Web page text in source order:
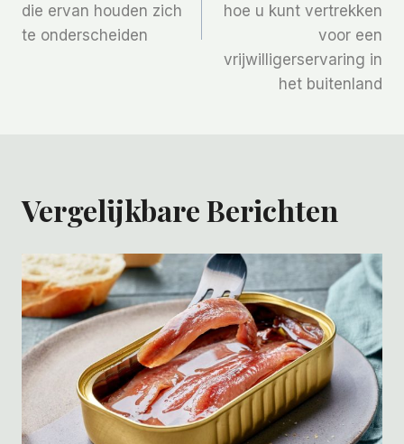
die ervan houden zich
te onderscheiden
hoe u kunt vertrekken
voor een
vrijwilligerservaring in
het buitenland
Vergelijkbare Berichten